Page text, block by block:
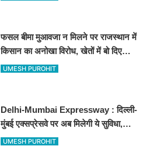
फसल बीमा मुआवजा न मिलने पर राजस्थान में
किसान का अनोखा विरोध, खेतों में बो दिए
500-500 रुपए के नोट, वीडियो वायरल
UMESH PUROHIT
Delhi-Mumbai Expressway : दिल्ली-
मुंबई एक्सप्रेसवे पर अब मिलेगी ये सुविधा,
हेलीकॉप्टर सर्विस से तुरंत घायल पहुंचेगा
UMESH PUROHIT